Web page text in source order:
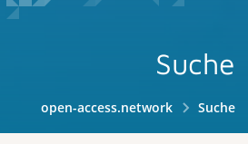
Suche
open-access.network Suche